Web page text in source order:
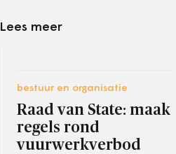
Lees meer
bestuur en organisatie
Raad van State: maak
regels rond
vuurwerkverbod